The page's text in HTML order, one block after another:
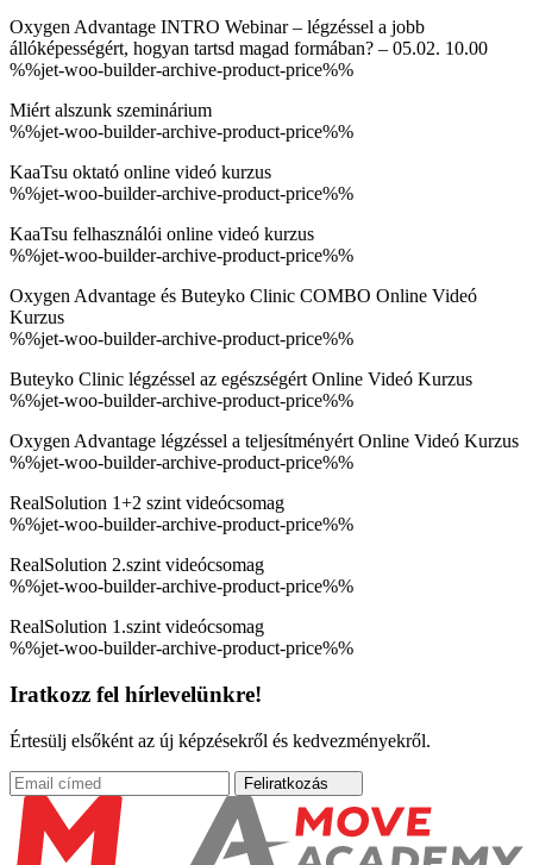
Oxygen Advantage INTRO Webinar – légzéssel a jobb
állóképességért, hogyan tartsd magad formában? – 05.02. 10.00
%%jet-woo-builder-archive-product-price%%
Miért alszunk szeminárium
%%jet-woo-builder-archive-product-price%%
KaaTsu oktató online videó kurzus
%%jet-woo-builder-archive-product-price%%
KaaTsu felhasználói online videó kurzus
%%jet-woo-builder-archive-product-price%%
Oxygen Advantage és Buteyko Clinic COMBO Online Videó
Kurzus
%%jet-woo-builder-archive-product-price%%
Buteyko Clinic légzéssel az egészségért Online Videó Kurzus
%%jet-woo-builder-archive-product-price%%
Oxygen Advantage légzéssel a teljesítményért Online Videó Kurzus
%%jet-woo-builder-archive-product-price%%
RealSolution 1+2 szint videócsomag
%%jet-woo-builder-archive-product-price%%
RealSolution 2.szint videócsomag
%%jet-woo-builder-archive-product-price%%
RealSolution 1.szint videócsomag
%%jet-woo-builder-archive-product-price%%
Iratkozz fel hírlevelünkre!
Értesülj elsőként az új képzésekről és kedvezményekről.
Feliratkozás